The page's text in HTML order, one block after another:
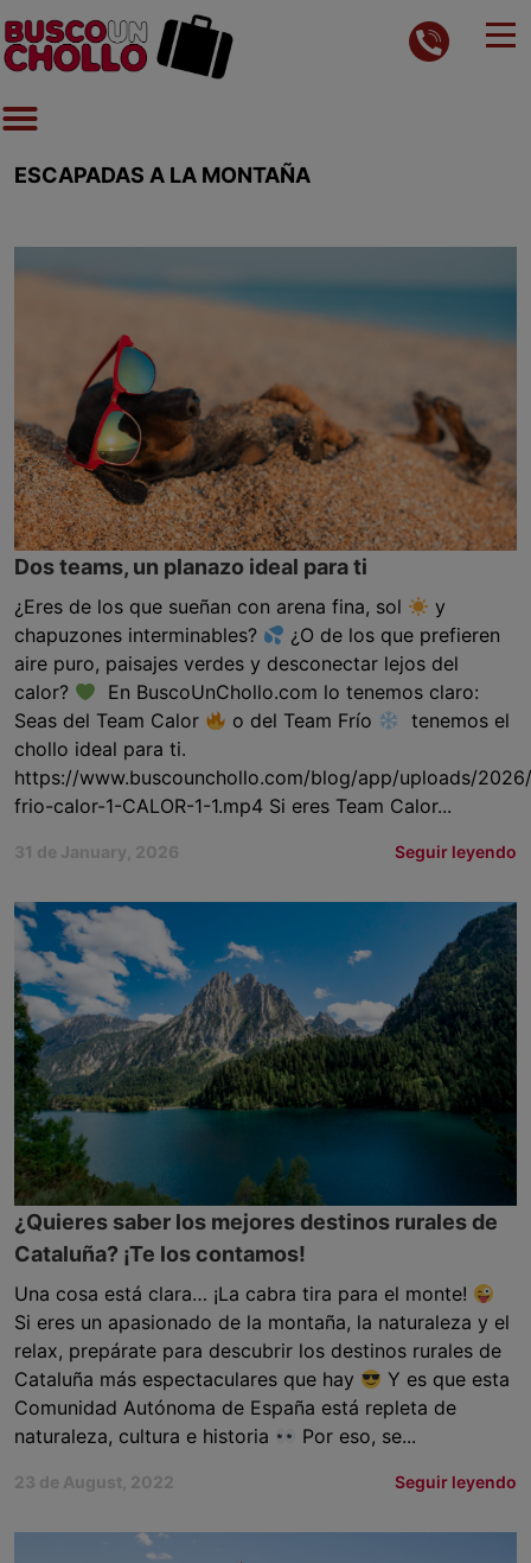
ESCAPADAS A LA MONTAÑA
Dos teams, un planazo ideal para ti
¿Eres de los que sueñan con arena fina, sol
y
chapuzones interminables?
¿O de los que prefieren
aire puro, paisajes verdes y desconectar lejos del
calor?
En BuscoUnChollo.com lo tenemos claro:
Seas del Team Calor
o del Team Frío
tenemos el
chollo ideal para ti.
https://www.buscounchollo.com/blog/app/uploads/
frio-calor-1-CALOR-1-1.mp4 Si eres Team Calor...
31 de January, 2026 Seguir leyendo
¿Quieres saber los mejores destinos rurales de
Cataluña? ¡Te los contamos!
Una cosa está clara… ¡La cabra tira para el monte!
Si eres un apasionado de la montaña, la naturaleza y el
relax, prepárate para descubrir los destinos rurales de
Cataluña más espectaculares que hay
Y es que esta
Comunidad Autónoma de España está repleta de
naturaleza, cultura e historia
Por eso, se...
23 de August, 2022 Seguir leyendo